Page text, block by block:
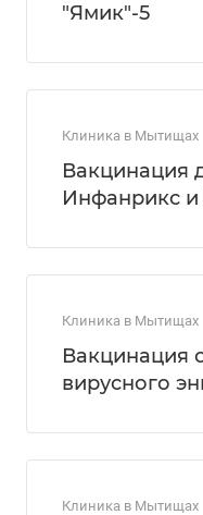
"Ямик"-5
Клиника в Мытищах
Вакцинация
Инфанрикс
Клиника в Мытищах
Вакцинация
вирусного
Клиника в Мытищах